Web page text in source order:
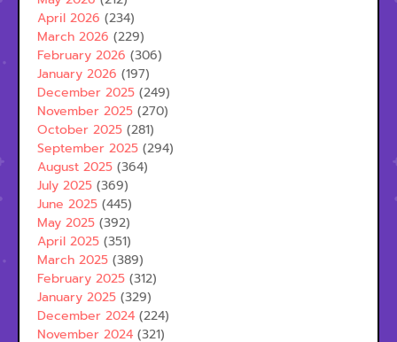
April 2026 (234)
March 2026 (229)
February 2026 (306)
January 2026 (197)
December 2025 (249)
November 2025 (270)
October 2025 (281)
September 2025 (294)
August 2025 (364)
July 2025 (369)
June 2025 (445)
May 2025 (392)
April 2025 (351)
March 2025 (389)
February 2025 (312)
January 2025 (329)
December 2024 (224)
November 2024 (321)